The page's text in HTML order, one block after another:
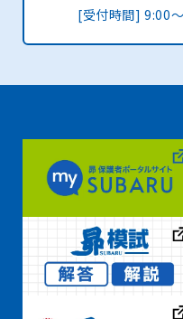
[受付時間] 9:00